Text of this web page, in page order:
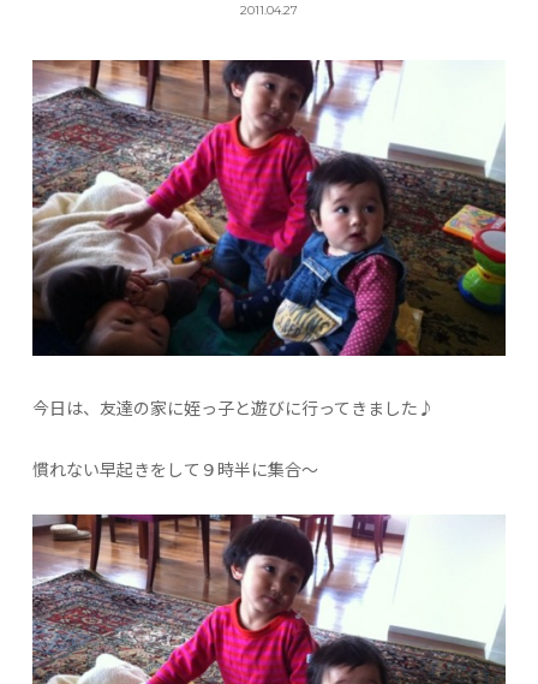
2011.04.27
今日は、友達の家に姪っ子と遊びに行ってきました♪
慣れない早起きをして９時半に集合～